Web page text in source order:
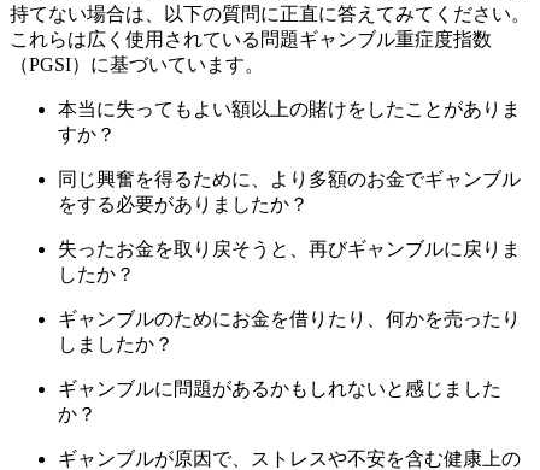
持てない場合は、以下の質問に正直に答えてみてください。
これらは広く使用されている問題ギャンブル重症度指数
（PGSI）に基づいています。
本当に失ってもよい額以上の賭けをしたことがありま
すか？
同じ興奮を得るために、より多額のお金でギャンブル
をする必要がありましたか？
失ったお金を取り戻そうと、再びギャンブルに戻りま
したか？
ギャンブルのためにお金を借りたり、何かを売ったり
しましたか？
ギャンブルに問題があるかもしれないと感じました
か？
ギャンブルが原因で、ストレスや不安を含む健康上の